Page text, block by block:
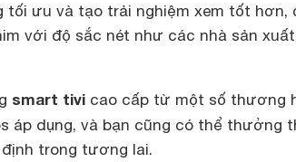
tối ưu và tạo trải nghiệm xem tốt hơn,
với độ sắc nét như các nhà sản
smart tivi cao cấp từ một số thương
áp dụng, và bạn cũng có thể thưởng
trong tương lai.